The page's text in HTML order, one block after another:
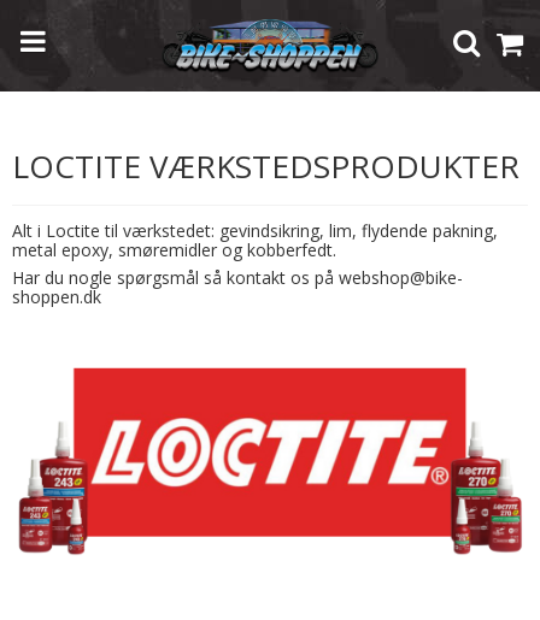
LOCTITE VÆRKSTEDSPRODUKTER
Alt i Loctite til værkstedet: gevindsikring, lim, flydende pakning,
metal epoxy, smøremidler og kobberfedt.
Har du nogle spørgsmål så kontakt os på webshop@bike-
shoppen.dk